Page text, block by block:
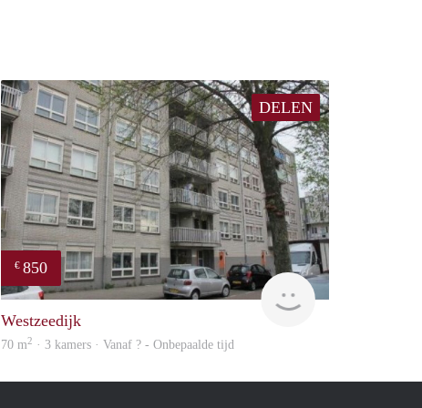
DELEN
€ 850
finder
Westzeedijk
70 m2 · 3 kamers · Vanaf ? - Onbepaalde tijd